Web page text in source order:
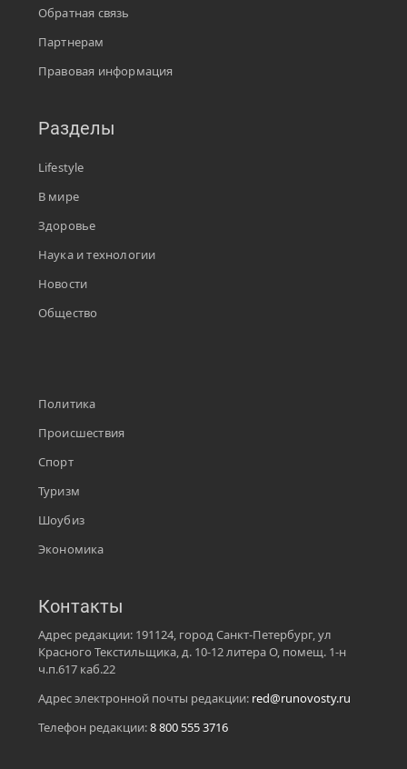
Обратная связь
Партнерам
Правовая информация
Разделы
Lifestyle
В мире
Здоровье
Наука и технологии
Новости
Общество
Политика
Происшествия
Спорт
Туризм
Шоубиз
Экономика
Контакты
Адрес редакции: 191124, город Санкт-Петербург, ул
Красного Текстильщика, д. 10-12 литера О, помещ. 1-н
ч.п.617 каб.22
Адрес электронной почты редакции: red@runovosty.ru
Телефон редакции:8 800 555 3716